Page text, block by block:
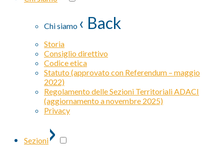
Chi siamo ‹ Back
Storia
Consiglio direttivo
Codice etica
Statuto (approvato con Referendum – maggio
2022)
Regolamento delle Sezioni Territoriali ADACI
(aggiornamento a novembre 2025)
Privacy
Sezioni›